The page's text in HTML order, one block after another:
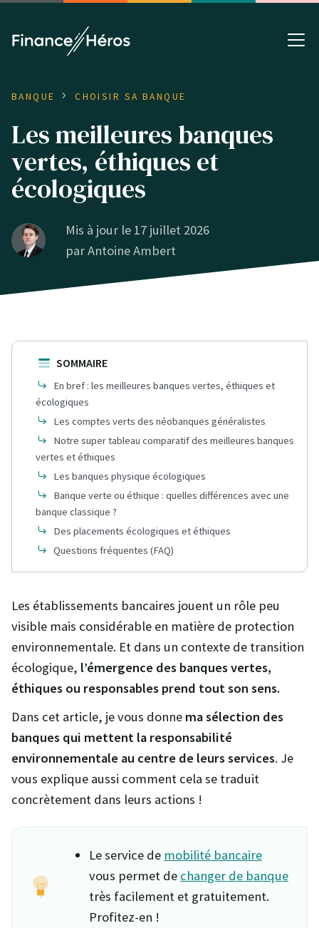
BANQUE CHOISIR SA BANQUE
Les meilleures banques
vertes, éthiques et
écologiques
Mis à jour le 17 juillet 2026
parAntoine Ambert
SOMMAIRE
En bref : les meilleures banques vertes, éthiques et
écologiques
Les comptes verts des néobanques généralistes
Notre super tableau comparatif des meilleures banques
vertes et éthiques
Les banques physique écologiques
Banque verte ou éthique : quelles différences avec une
banque classique ?
Des placements écologiques et éthiques
Questions fréquentes (FAQ)
Les établissements bancaires jouent un rôle peu
visible mais considérable en matière de protection
environnementale. Et dans un contexte de transition
écologique, l’émergence des banques vertes,
éthiques ou responsables prend tout son sens.
Dans cet article, je vous donne ma sélection des
banques qui mettent la responsabilité
environnementale au centre de leurs services. Je
vous explique aussi comment cela se traduit
concrètement dans leurs actions !
Le service de mobilité bancaire
vous permet de changer de banque
très facilement et gratuitement.
Profitez-en !